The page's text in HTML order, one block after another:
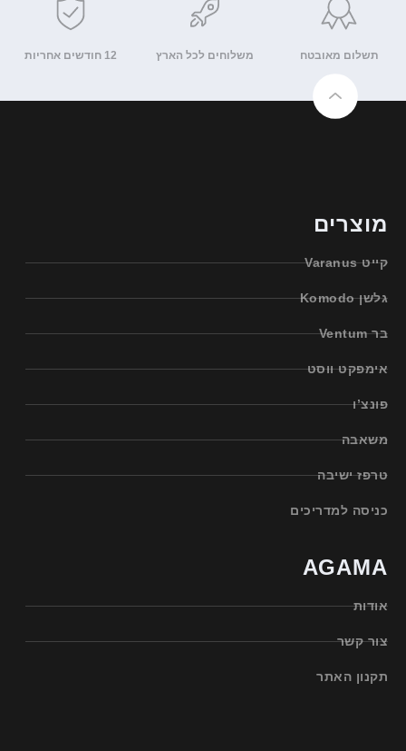
תשלום מאובטח משלוחים לכל הארץ 12 חודשים אחריות
מוצרים
קייט Varanus
גלשן Komodo
בר Ventum
אימפקט ווסט
פונצ’ו
משאבה
טרפז ישיבה
כניסה למדריכים
AGAMA
אודות
צור קשר
תקנון האתר